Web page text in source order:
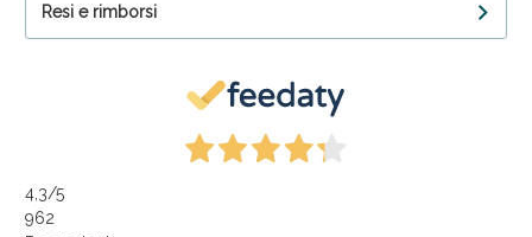
Resi e rimborsi
4,3/5
962